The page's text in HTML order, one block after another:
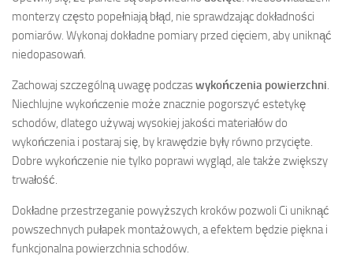
monterzy często popełniają błąd, nie sprawdzając dokładności
pomiarów. Wykonaj dokładne pomiary przed cięciem, aby uniknąć
niedopasowań.
Zachowaj szczególną uwagę podczaswykończenia powierzchni
Niechlujne wykończenie może znacznie pogorszyć estetykę
schodów, dlatego używaj wysokiej jakości materiałów do
wykończenia i postaraj się, by krawędzie były równo przycięte.
Dobre wykończenie nie tylko poprawi wygląd, ale także zwiększy
trwałość.
Dokładne przestrzeganie powyższych kroków pozwoli Ci uniknąć
powszechnych pułapek montażowych, a efektem będzie piękna i
funkcjonalna powierzchnia schodów.